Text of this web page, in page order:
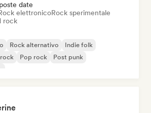
date
elettronicoRock sperimentale
rock
Rock alternativo
Indie folk
Pop rock
Post punk